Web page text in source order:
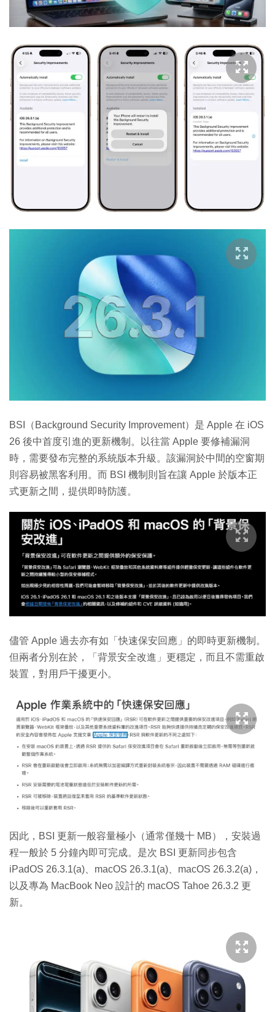
BSI（Background Security Improvement）是 Apple 在 iOS
26 後中首度引進的更新機制。以往當 Apple 要修補漏洞
時，需要發布完整的系統版本升級。該漏洞於中間的空窗期
則容易被黑客利用。而 BSI 機制則旨在讓 Apple 於版本正
式更新之間，提供即時防護。
儘管 Apple 過去亦有如「快速保安回應」的即時更新機制。
但兩者分別在於，「背景安全改進」更穩定，而且不需重啟
裝置，對用戶干擾更小。
因此，BSI 更新一般容量極小（通常僅幾十 MB），安裝過
程一般於 5 分鐘內即可完成。是次 BSI 更新同步包含
iPadOS 26.3.1(a)、macOS 26.3.1(a)、macOS 26.3.2(a)，
以及專為 MacBook Neo 設計的 macOS Tahoe 26.3.2 更
新。